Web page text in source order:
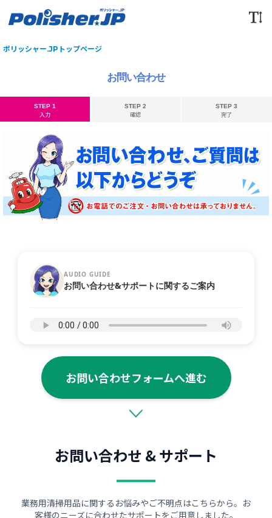
ポリッシャー.JPトップページ
お問い合わせ
STEP 1
入力
STEP 2
確認
STEP 3
完了
AUDIO GUIDE
お問い合わせ&サポートに関するご案内
お問い合わせフォームへ進む
お問い合わせ & サポート
業務用清掃用品に関するお悩みやご不明点はこちらから。お
客様のニーズに合わせたサポートをご用意しました。